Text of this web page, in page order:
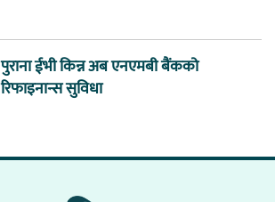
पुराना ईभी किन्न अब एनएमबी बैंकको
रिफाइनान्स सुविधा